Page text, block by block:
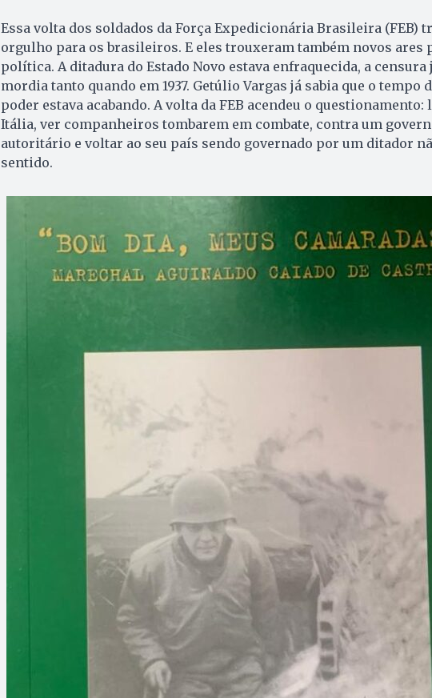
Essa volta dos soldados da Força Expedicionária Brasileira (FEB)
orgulho para os brasileiros. E eles trouxeram também novos ares
política. A ditadura do Estado Novo estava enfraquecida, a censura
mordia tanto quando em 1937. Getúlio Vargas já sabia que o tempo
poder estava acabando. A volta da FEB acendeu o questionamento:
Itália, ver companheiros tombarem em combate, contra um
autoritário e voltar ao seu país sendo governado por um ditador
sentido.